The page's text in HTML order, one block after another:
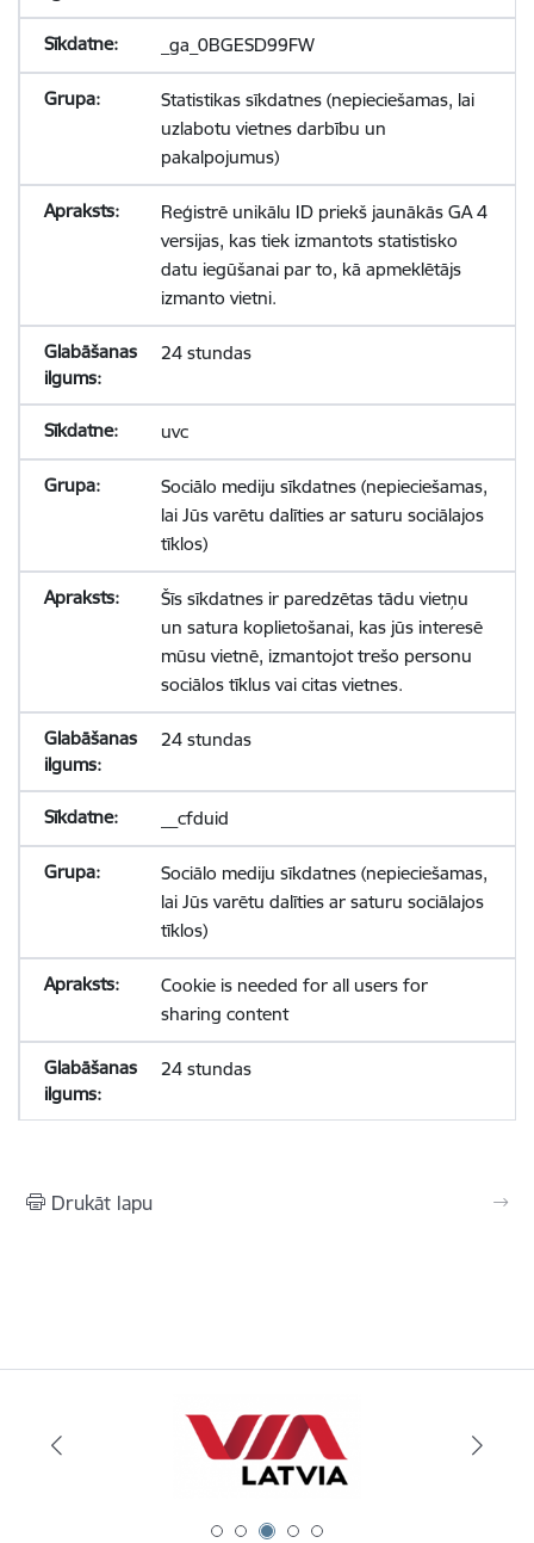
_ga_0BGESD99FW
Statistikas sīkdatnes (nepieciešamas, lai
uzlabotu vietnes darbību un
pakalpojumus)
Reģistrē unikālu ID priekš jaunākās GA 4
versijas, kas tiek izmantots statistisko
datu iegūšanai par to, kā apmeklētājs
izmanto vietni.
24 stundas
uvc
Sociālo mediju sīkdatnes (nepieciešamas,
lai Jūs varētu dalīties ar saturu sociālajos
tīklos)
Šīs sīkdatnes ir paredzētas tādu vietņu
un satura koplietošanai, kas jūs interesē
mūsu vietnē, izmantojot trešo personu
sociālos tīklus vai citas vietnes.
24 stundas
__cfduid
Sociālo mediju sīkdatnes (nepieciešamas,
lai Jūs varētu dalīties ar saturu sociālajos
tīklos)
Cookie is needed for all users for
sharing content
24 stundas
Drukāt lapu